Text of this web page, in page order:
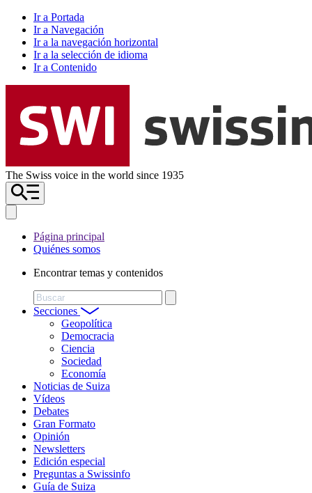
Ir a Portada
Ir a Navegación
Ir a la navegación horizontal
Ir a la selección de idioma
Ir a Contenido
The Swiss voice in the world since 1935
Página principal
Quiénes somos
Encontrar temas y contenidos
Buscar
Secciones
Geopolítica
Democracia
Ciencia
Sociedad
Economía
Noticias de Suiza
Vídeos
Debates
Gran Formato
Opinión
Newsletters
Edición especial
Preguntas a Swissinfo
Guía de Suiza